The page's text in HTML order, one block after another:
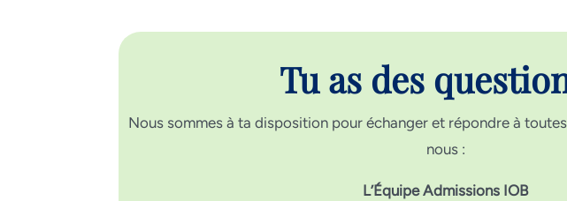
Tu as des
Nous sommes à ta disposition pour échanger et répondre à
nous :
L’Équipe Admissions IOB